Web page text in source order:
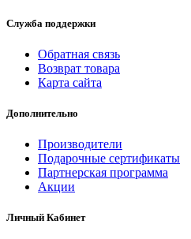
Служба поддержки
Обратная связь
Возврат товара
Карта сайта
Дополнительно
Производители
Подарочные сертификаты
Партнерская программа
Акции
Личный Кабинет